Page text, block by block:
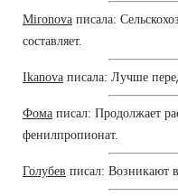
Mironova писала:
составляет.
Ikanova писала: Лучше
Фома писал: Продолжает
фенилпропионат.
Голубев писал: Возникают